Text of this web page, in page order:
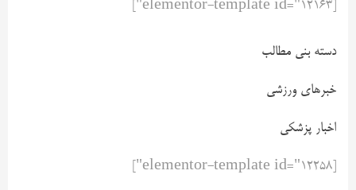
دسته بنی مطالب
خبرهای ورزشی
اخبار پزشکی